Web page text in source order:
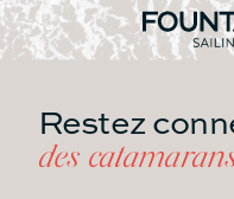
Restez
des